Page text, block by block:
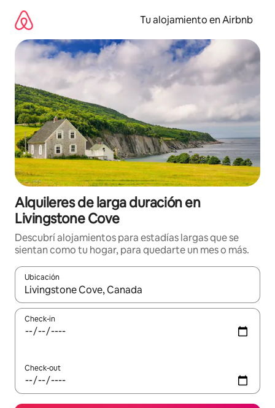
contenido
Tu alojamiento en Airbnb
Alquileres de larga duración en
Livingstone Cove
Descubrí alojamientos para estadías largas que se
sientan como tu hogar, para quedarte un mes o más.
Ubicación
Cuando los resultados estén disponibles, navegá con las
Check-in
Check-out